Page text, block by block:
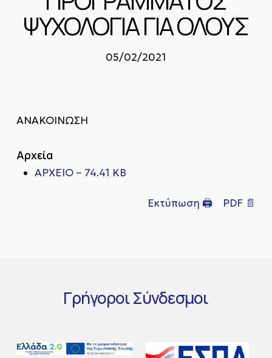
ΨΥΧΟΛΟΓΙΑ ΓΙΑ ΟΛΟΥΣ
05/02/2021
ΑΝΑΚΟΙΝΩΣΗ
Αρχεία
ΑΡΧΕΙΟ – 74.41 KB
Εκτύπωση 🖨 PDF 📄
ΓρήγοροιΣύνδεσμοι